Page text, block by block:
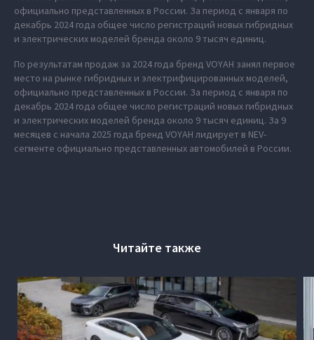
официально представленных в России. За период с января по
декабрь 2024 года общее число регистраций новых гибридных
и электрических моделей бренда около 9 тысяч единиц.
По результатам продаж за 2024 года бренд VOYAH занял первое
место на рынке гибридных и электрифицированных моделей,
официально представленных в России. За период с января по
декабрь 2024 года общее число регистраций новых гибридных
и электрических моделей бренда около 9 тысяч единиц. За 9
месяцев с начала 2025 года бренд VOYAH лидирует в NEV-
сегменте официально представленных автомобилей в России.
Читайте также